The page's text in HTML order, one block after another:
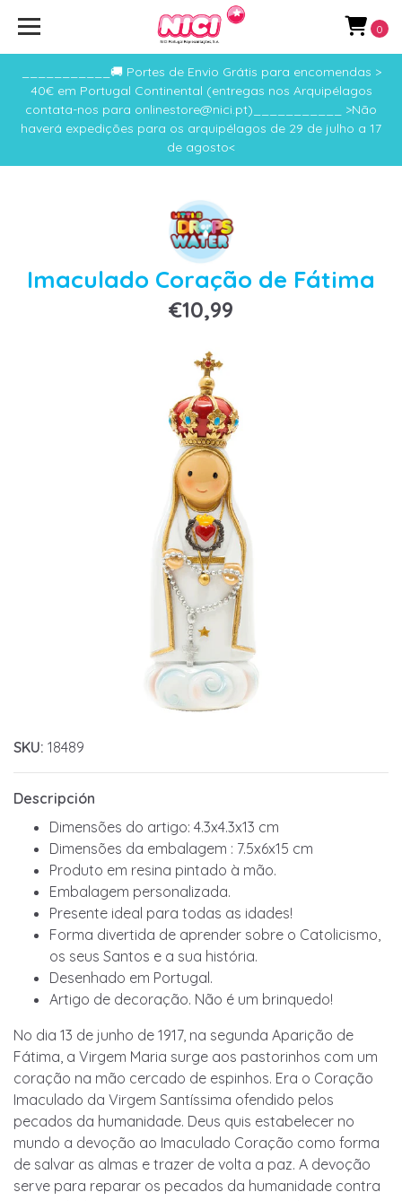
___________🚚 Portes de Envio Grátis para encomendas >
40€ em Portugal Continental (entregas nos Arquipélagos
contata-nos para onlinestore@nici.pt)___________ >Não
haverá expedições para os arquipélagos de 29 de julho a 17
de agosto<
0
Imaculado Coração de Fátima
€10,99
SKU: 18489
Descripción
Dimensões do artigo: 4.3x4.3x13 cm
Dimensões da embalagem : 7.5x6x15 cm
Produto em resina pintado à mão.
Embalagem personalizada.
Presente ideal para todas as idades!
Forma divertida de aprender sobre o Catolicismo,
os seus Santos e a sua história.
Desenhado em Portugal.
Artigo de decoração. Não é um brinquedo!
No dia 13 de junho de 1917, na segunda Aparição de
Fátima, a Virgem Maria surge aos pastorinhos com um
coração na mão cercado de espinhos. Era o Coração
Imaculado da Virgem Santíssima ofendido pelos
pecados da humanidade. Deus quis estabelecer no
mundo a devoção ao Imaculado Coração como forma
de salvar as almas e trazer de volta a paz. A devoção
serve para reparar os pecados da humanidade contra